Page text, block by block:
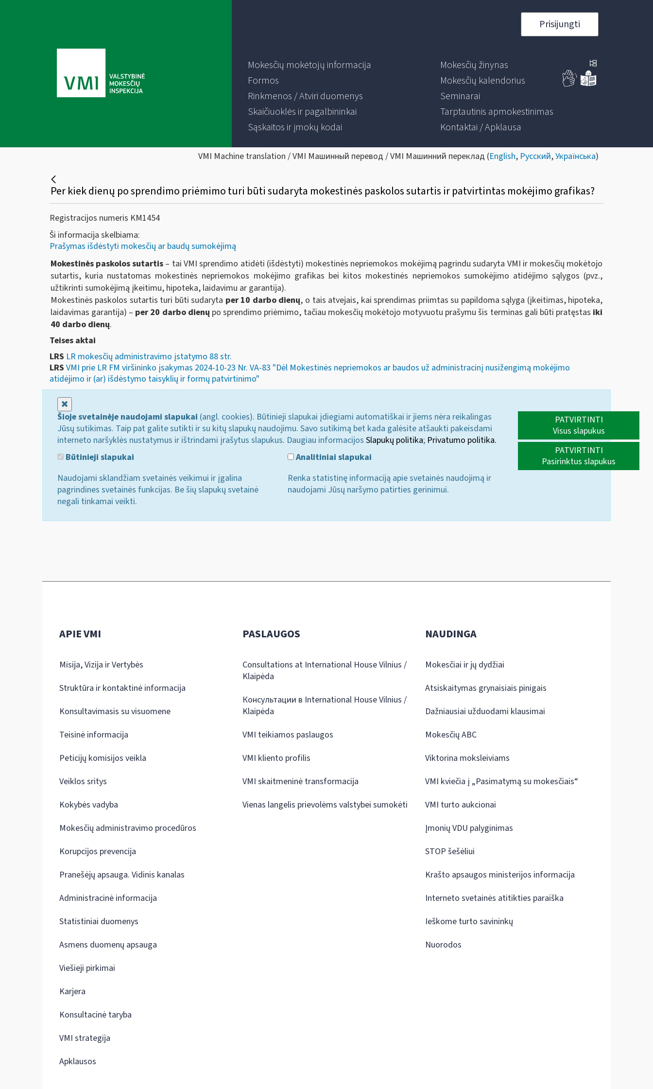
Prisijungti
Mokesčių mokėtojų informacija
Formos
Rinkmenos / Atviri duomenys
Skaičiuoklės ir pagalbininkai
Sąskaitos ir įmokų kodai
Mokesčių žinynas
Mokesčių kalendorius
Seminarai
Tarptautinis apmokestinimas
Kontaktai / Apklausa
VMI Machine translation / VMI Машинный перевод / VMI Машинний переклад (English, Русский,Українська)
Per kiek dienų po sprendimo priėmimo turi būti sudaryta mokestinės paskolos sutartis ir patvirtintas mokėjimo grafikas?
Registracijos numeris KM1454
Ši informacija skelbiama:
Prašymas išdėstyti mokesčių ar baudų sumokėjimą
Mokestinės paskolos sutartis – tai VMI sprendimo atidėti (išdėstyti) mokestinės nepriemokos mokėjimą pagrindu sudaryta VMI ir mokesčių mokėtojo
sutartis, kuria nustatomas mokestinės nepriemokos mokėjimo grafikas bei kitos mokestinės nepriemokos sumokėjimo atidėjimo sąlygos (pvz.,
užtikrinti sumokėjimą įkeitimu, hipoteka, laidavimu ar garantija).
Mokestinės paskolos sutartis turi būti sudaryta per 10 darbo dienų, o tais atvejais, kai sprendimas priimtas su papildoma sąlyga (įkeitimas, hipoteka,
laidavimas garantija) – per 20 darbo dienų po sprendimo priėmimo, tačiau mokesčių mokėtojo motyvuotu prašymu šis terminas gali būti pratęstas iki
40 darbo dienų.
Teises aktai
LRS LR mokesčių administravimo įstatymo 88 str.
LRS VMI prie LR FM viršininko įsakymas 2024-10-23 Nr. VA-83 "Dėl Mokestinės nepriemokos ar baudos už administracinį nusižengimą mokėjimo
atidėjimo ir (ar) išdėstymo taisyklių ir formų patvirtinimo"
Šioje svetainėje naudojami slapukai (angl. cookies). Būtinieji slapukai įdiegiami automatiškai ir jiems nėra reikalingas
Jūsų sutikimas. Taip pat galite sutikti ir su kitų slapukų naudojimu. Savo sutikimą bet kada galėsite atšaukti pakeisdami
interneto naršyklės nustatymus ir ištrindami įrašytus slapukus. Daugiau informacijos Slapukų politika; Privatumo politika.
Būtinieji slapukai
Naudojami sklandžiam svetainės veikimui ir įgalina
pagrindines svetainės funkcijas. Be šių slapukų svetainė
negali tinkamai veikti.
Analitiniai slapukai
Renka statistinę informaciją apie svetainės naudojimą ir
naudojami Jūsų naršymo patirties gerinimui.
PATVIRTINTI
Visus slapukus
PATVIRTINTI
Pasirinktus slapukus
APIE VMI
Misija, Vizija ir Vertybės
Struktūra ir kontaktinė informacija
Konsultavimasis su visuomene
Teisinė informacija
Peticijų komisijos veikla
Veiklos sritys
Kokybės vadyba
Mokesčių administravimo procedūros
Korupcijos prevencija
Pranešėjų apsauga. Vidinis kanalas
Administracinė informacija
Statistiniai duomenys
Asmens duomenų apsauga
Viešieji pirkimai
Karjera
Konsultacinė taryba
VMI strategija
Apklausos
PASLAUGOS
Consultations at International House Vilnius /
Klaipėda
Консультации в International House Vilnius /
Klaipėda
VMI teikiamos paslaugos
VMI kliento profilis
VMI skaitmeninė transformacija
Vienas langelis prievolėms valstybei sumokėti
NAUDINGA
Mokesčiai ir jų dydžiai
Atsiskaitymas grynaisiais pinigais
Dažniausiai užduodami klausimai
Mokesčių ABC
Viktorina moksleiviams
VMI kviečia į „Pasimatymą su mokesčiais“
VMI turto aukcionai
Įmonių VDU palyginimas
STOP šešėliui
Krašto apsaugos ministerijos informacija
Interneto svetainės atitikties paraiška
Ieškome turto savininkų
Nuorodos